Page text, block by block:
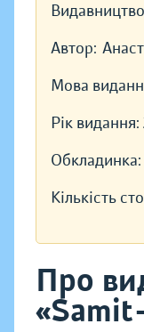
Автор:
Мова
Рік видання:
Обкладинка:
Кількість
Про